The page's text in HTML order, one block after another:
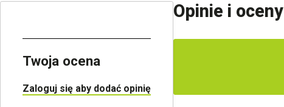
Twoja ocena
Zaloguj się aby dodać opinię
Opinie i oceny